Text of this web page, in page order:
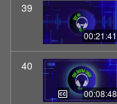
39
00:21:41
40
00:08:48